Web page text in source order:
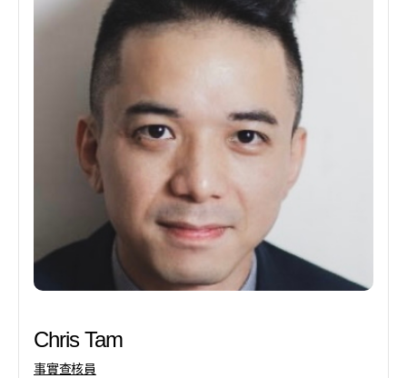
Chris Tam
事實查核員